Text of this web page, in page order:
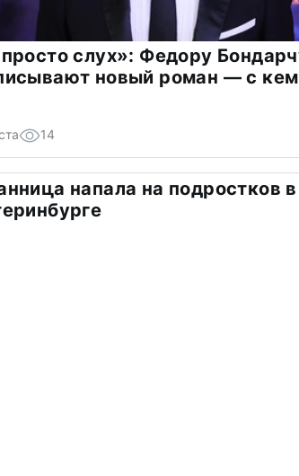
слух»: Федору
новый роман — с кем
14
напала на подростков в